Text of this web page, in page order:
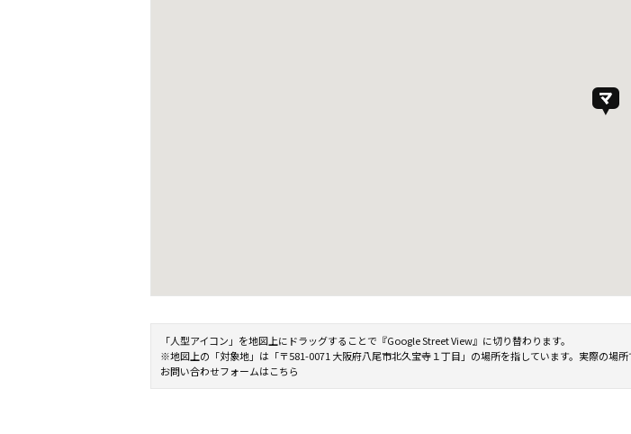
「人型アイコン」を地図上にドラッグすることで『Google Street View』に切り替わります。
※地図上の「対象地」は「〒581-0071 大阪府八尾市北久宝寺１丁目」の場所を指しています。実際の場
お問い合わせフォームはこちら